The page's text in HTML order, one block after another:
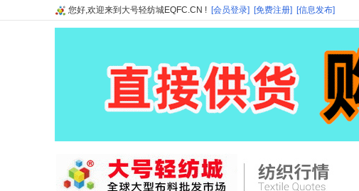
您好,欢迎来到大号轻纺城EQFC.CN ! [会员登录] [免费注册] [信息发布]